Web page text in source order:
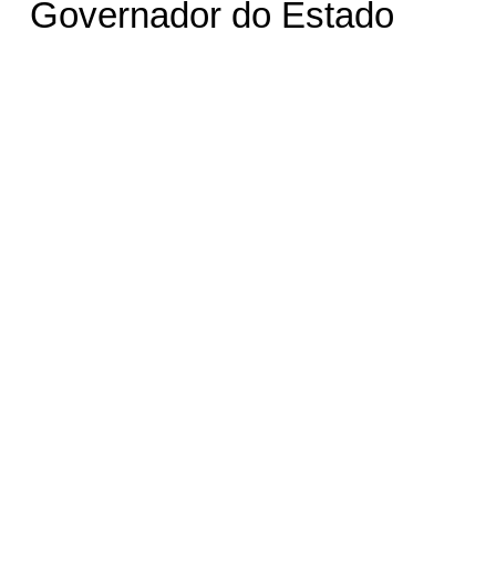
Governador do Estado